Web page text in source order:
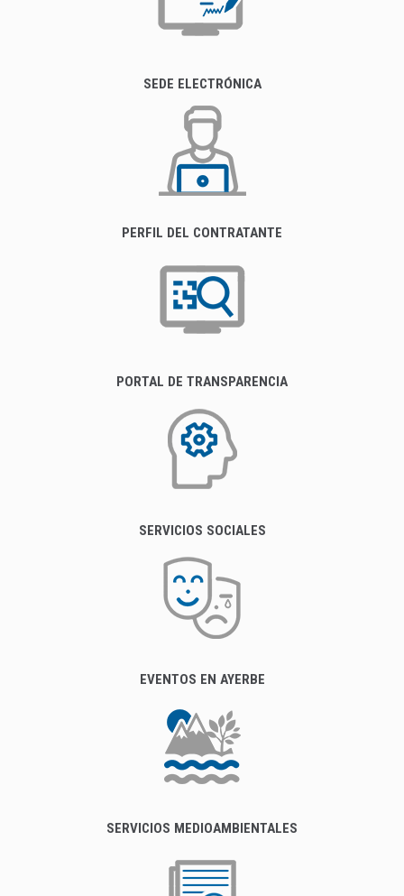
SEDE ELECTRÓNICA
PERFIL DEL CONTRATANTE
PORTAL DE TRANSPARENCIA
SERVICIOS SOCIALES
EVENTOS EN AYERBE
SERVICIOS MEDIOAMBIENTALES